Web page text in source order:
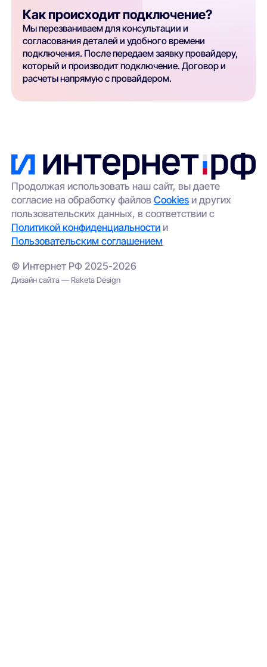
Как происходит подключение?
Мы перезваниваем для консультации и
согласования деталей и удобного времени
подключения. После передаем заявку провайдеру,
который и производит подключение. Договор и
расчеты напрямую с провайдером.
Продолжая использовать наш сайт, вы даете
согласие на обработку файловCookies и других
пользовательских данных, в соответствии с
Политикой конфиденциальности и
Пользовательским соглашением
© Интернет РФ 2025-2026
Дизайн сайта — Raketa Design